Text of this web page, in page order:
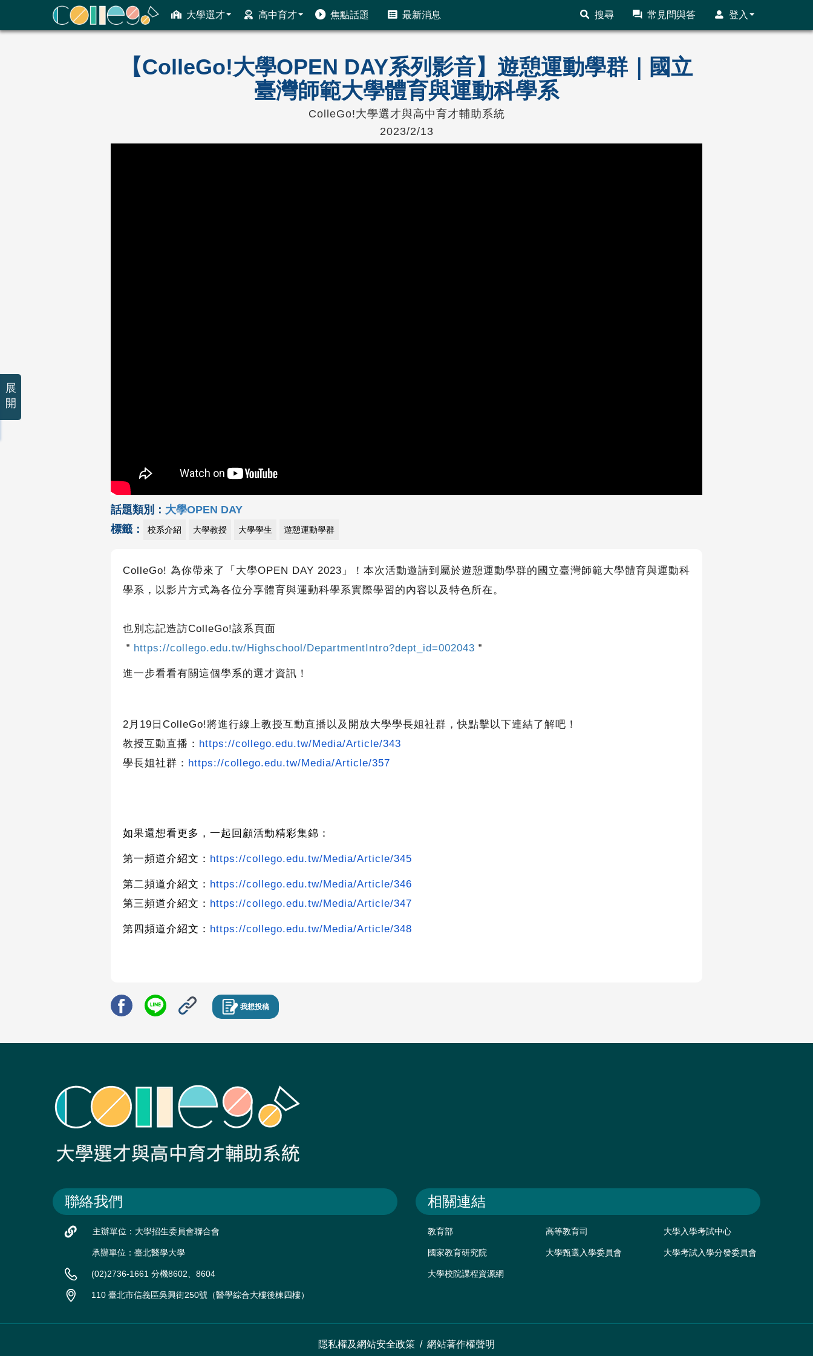
大學選才 高中育才 焦點話題 最新消息 搜尋 常見問與答 登入
ColleGo! 大學選才與高中育才輔助系統
【ColleGo!大學OPEN DAY系列影音】遊憩運動學群｜國立
臺灣師範大學體育與運動科學系
ColleGo!大學選才與高中育才輔助系統
2023/2/13
話題類別： 大學OPEN DAY
標籤：
校系介紹 大學教授 大學學生 遊憩運動學群
ColleGo! 為你帶來了「大學OPEN DAY 2023」！本次活動邀請到屬於遊憩運動學群的國立臺灣師範大學體育與運動科
學系，以影片方式為各位分享體育與運動科學系實際學習的內容以及特色所在。
也別忘記造訪ColleGo!該系頁面
＂ https://collego.edu.tw/Highschool/DepartmentIntro?dept_id=002043 ＂
進一步看看有關這個學系的選才資訊！
2 月19日ColleGo!將進行線上教授互動直播以及開放大學學長姐社群，快點擊以下連結了解吧！
教授互動直播： https://collego.edu.tw/Media/Article/343
學長姐社群： https://collego.edu.tw/Media/Article/357
如果還想看更多，一起回顧活動精彩集錦：
第一頻道介紹文： https://collego.edu.tw/Media/Article/345
第二頻道介紹文： https://collego.edu.tw/Media/Article/346
第三頻道介紹文： https://collego.edu.tw/Media/Article/347
第四頻道介紹文： https://collego.edu.tw/Media/Article/348
我想投稿
聯絡我們
主辦單位：大學招生委員會聯合會
承辦單位：臺北醫學大學
(02)2736-1661 分機8602、8604
110 臺北市信義區吳興街250號（醫學綜合大樓後棟四樓）
相關連結
教育部 高等教育司 大學入學考試中心
國家教育研究院 大學甄選入學委員會 大學考試入學分發委員會
大學校院課程資源網
隱私權及網站安全政策 / 網站著作權聲明
展
開